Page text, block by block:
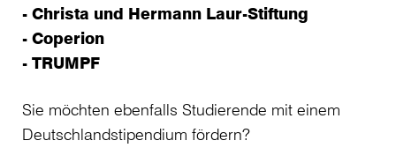
- Christa und Hermann Laur-Stiftung
- Coperion
- TRUMPF
Sie möchten ebenfalls Studierende mit einem
Deutschlandstipendium fördern?